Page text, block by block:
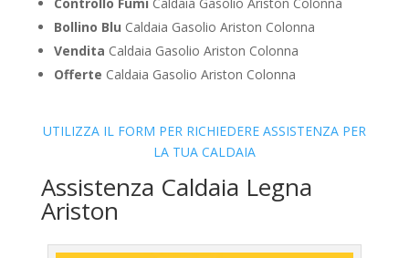
Bollino Blu Caldaia Gasolio Ariston Colonna
Vendita Caldaia Gasolio Ariston Colonna
Offerte Caldaia Gasolio Ariston Colonna
UTILIZZA IL FORM PER RICHIEDERE ASSISTENZA PER
LA TUA CALDAIA
Assistenza Caldaia Legna
Ariston